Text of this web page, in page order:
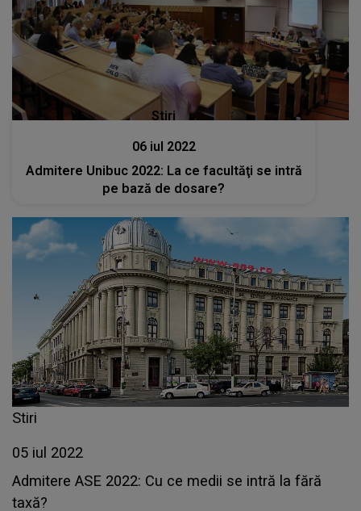
Stiri
06 iul 2022
Admitere Unibuc 2022: La ce facultăţi se intră
pe bază de dosare?
Stiri
05 iul 2022
Admitere ASE 2022: Cu ce medii se intră la fără
taxă?